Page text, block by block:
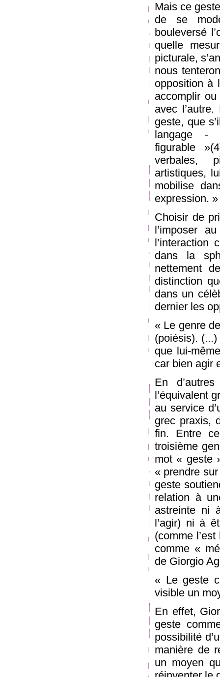
Mais ce
de se
bouleversé
quelle
picturale,
nous
opposition à
accomplir
avec
geste, que
langage -
figurable
verbales,
artistiques,
mobilise
expression.
Choisir de
l’imposer
l’interaction
dans la
nettement
distinction
dans un
dernier les
« Le genre
(poiésis).
que lui-
car bien agir
En
l’équivalent
au service
grec praxis,
fin. Entre
troisième
mot « geste
« prendre
geste
relation à
astreinte ni
l’agir) ni à
(comme
comme «
de Giorgio
« Le geste
visible un
En effet,
geste
possibilité
manière de
un moyen